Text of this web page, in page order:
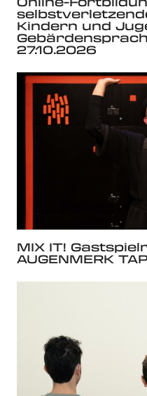
Kindern und
27.10.2026
MIX IT!
AUGENMERK